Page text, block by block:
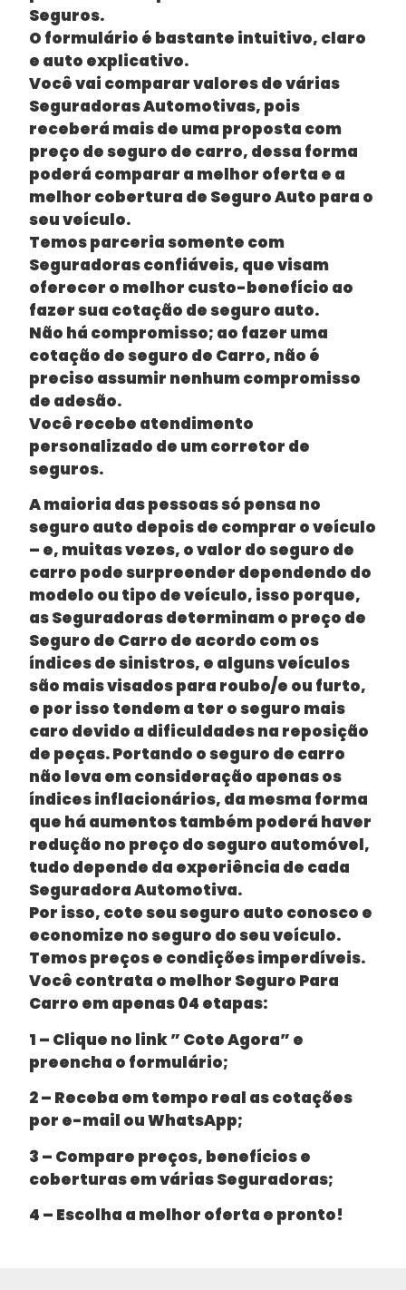
Seguros.
O formulário é bastante intuitivo, claro
e auto explicativo.
Você vai comparar valores de várias
Seguradoras Automotivas, pois
receberá mais de uma proposta com
preço de seguro de carro, dessa forma
poderá comparar a melhor oferta e a
melhor cobertura de Seguro Auto para o
seu veículo.
Temos parceria somente com
Seguradoras confiáveis, que visam
oferecer o melhor custo-benefício ao
fazer sua cotação de seguro auto.
Não há compromisso; ao fazer uma
cotação de seguro de Carro, não é
preciso assumir nenhum compromisso
de adesão.
Você recebe atendimento
personalizado de um corretor de
seguros.
A maioria das pessoas só pensa no
seguro auto depois de comprar o veículo
– e, muitas vezes, o valor do seguro de
carro pode surpreender dependendo do
modelo ou tipo de veículo, isso porque,
as Seguradoras determinam o preço de
Seguro de Carro de acordo com os
índices de sinistros, e alguns veículos
são mais visados para roubo/e ou furto,
e por isso tendem a ter o seguro mais
caro devido a dificuldades na reposição
de peças. Portando o seguro de carro
não leva em consideração apenas os
índices inflacionários, da mesma forma
que há aumentos também poderá haver
redução no preço do seguro automóvel,
tudo depende da experiência de cada
Seguradora Automotiva.
Por isso, cote seu seguro auto conosco e
economize no seguro do seu veículo.
Temos preços e condições imperdíveis.
Você contrata o melhor Seguro Para
Carro em apenas 04 etapas:
1 – Clique no link ” Cote Agora” e
preencha o formulário;
2 – Receba em tempo real as cotações
por e-mail ou WhatsApp;
3 – Compare preços, benefícios e
coberturas em várias Seguradoras;
4 – Escolha a melhor oferta e pronto!